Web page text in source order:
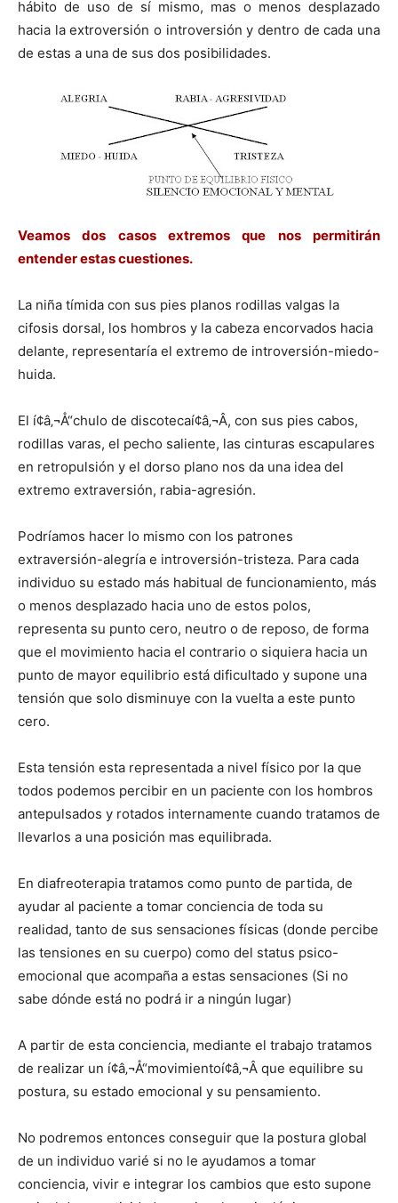
hábito de uso de sí­ mismo, mas o menos desplazado
hacia la extroversión o introversión y dentro de cada una
de estas a una de sus dos posibilidades.
Veamos dos casos extremos que nos permitirán
entender estas cuestiones.
La niña tí­mida con sus pies planos rodillas valgas la
cifosis dorsal, los hombros y la cabeza encorvados hacia
delante, representarí­a el extremo de introversión-miedo-
huida.
El í¢â‚¬Å“chulo de discotecaí¢â‚¬Â, con sus pies cabos,
rodillas varas, el pecho saliente, las cinturas escapulares
en retropulsión y el dorso plano nos da una idea del
extremo extraversión, rabia-agresión.
Podrí­amos hacer lo mismo con los patrones
extraversión-alegrí­a e introversión-tristeza. Para cada
individuo su estado más habitual de funcionamiento, más
o menos desplazado hacia uno de estos polos,
representa su punto cero, neutro o de reposo, de forma
que el movimiento hacia el contrario o siquiera hacia un
punto de mayor equilibrio está dificultado y supone una
tensión que solo disminuye con la vuelta a este punto
cero.
Esta tensión esta representada a nivel fí­sico por la que
todos podemos percibir en un paciente con los hombros
antepulsados y rotados internamente cuando tratamos de
llevarlos a una posición mas equilibrada.
En diafreoterapia tratamos como punto de partida, de
ayudar al paciente a tomar conciencia de toda su
realidad, tanto de sus sensaciones fí­sicas (donde percibe
las tensiones en su cuerpo) como del status psico-
emocional que acompaña a estas sensaciones (Si no
sabe dónde está no podrá ir a ningún lugar)
A partir de esta conciencia, mediante el trabajo tratamos
de realizar un í¢â‚¬Å“movimientoí¢â‚¬Â que equilibre su
postura, su estado emocional y su pensamiento.
No podremos entonces conseguir que la postura global
de un individuo varié si no le ayudamos a tomar
conciencia, vivir e integrar los cambios que esto supone